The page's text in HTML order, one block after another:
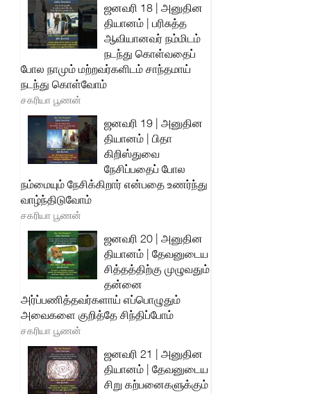
ஜனவரி 18 | அனுதின
தியானம் | பரிசுத்த
ஆவியானவர் நம்மிடம்
நடந்து கொள்வதைப்
போல நாமும் மற்றவர்களிடம் சாந்தமாய்
நடந்து கொள்வோம்
சகரியா பூணன்
ஜனவரி 19 | அனுதின
தியானம் | பிதா
கிறிஸ்துவை
நேசிப்பதைப் போல
நம்மையும் நேசிக்கிறார் என்பதை உணர்ந்து
வாழ்ந்திடுவோம்
சகரியா பூணன்
ஜனவரி 20 | அனுதின
தியானம் | தேவனுடைய
சித்தத்திற்கு முழுவதும்
தன்னை
அர்ப்பணித்தவர்களாய் எப்பொழுதும்
அவைகளை குறித்தே சிந்திப்போம்
சகரியா பூணன்
ஜனவரி 21 | அனுதின
தியானம் | தேவனுடைய
சிறு கற்பனைகளுக்கும்